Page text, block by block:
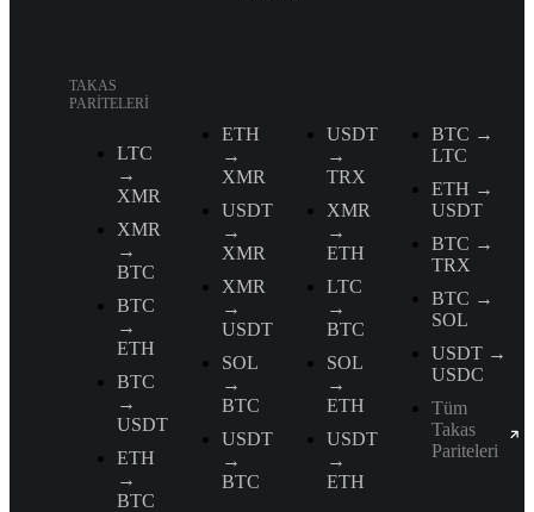
TAKAS
PARITELERI
LTC
→
XMR
XMR
→
BTC
BTC
→
ETH
BTC
→
USDT
ETH
→
BTC
ETH
→
XMR
USDT
→
XMR
XMR
→
USDT
SOL
→
BTC
USDT
→
BTC
USDT
→
TRX
XMR
→
ETH
LTC
→
BTC
SOL
→
ETH
USDT
→
ETH
BTC →
LTC
ETH →
USDT
BTC →
TRX
BTC →
SOL
USDT →
USDC
Tüm
Takas
Pariteleri